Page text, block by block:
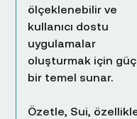
ölçeklenebilir ve
kullanıcı dostu
uygulamalar
oluşturmak için
bir temel sunar.
Özetle, Sui,